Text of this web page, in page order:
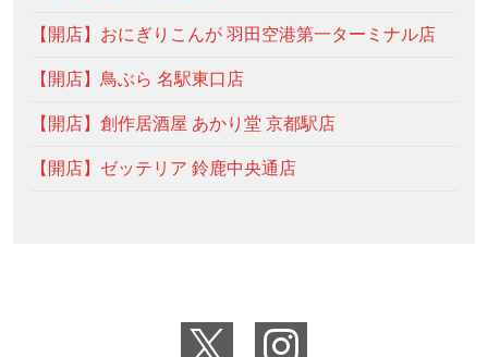
【開店】おにぎりこんが 羽田空港第一ターミナル店
【開店】鳥ぶら 名駅東口店
【開店】創作居酒屋 あかり堂 京都駅店
【開店】ゼッテリア 鈴鹿中央通店